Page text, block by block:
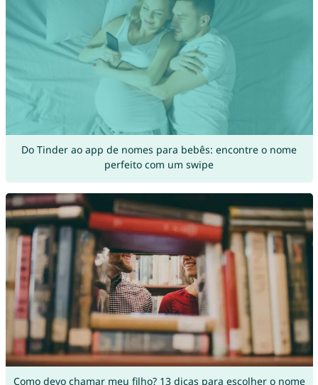
Do Tinder ao app de nomes para bebês: encontre o nome
perfeito com um swipe
Como devo chamar meu filho? 13 dicas para escolher o nome